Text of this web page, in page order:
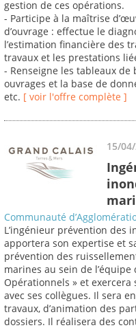
gestion de ces opérations.
- Participe à la maîtrise
d’ouvrage : effectue le
l’estimation financière des
travaux et les prestations
- Renseigne les tableaux de
ouvrages et la base de
etc. [ voir l'offre complète ]
15/
Communauté
L’ingénieur prévention des
apportera son expertise et
prévention des
marines au sein de l’équipe
Opérationnels » et
avec ses collègues. Il sera
travaux, d’animation des
dossiers. Il réalisera des